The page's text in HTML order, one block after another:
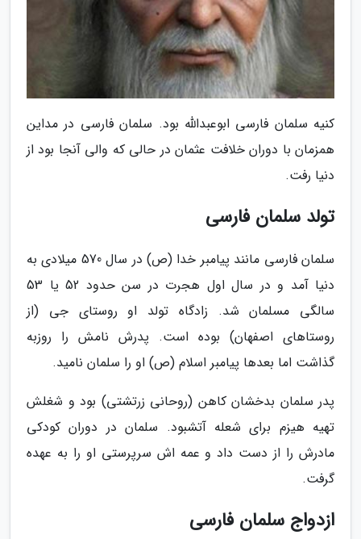
کنیه سلمان فارسی ابوعبدالله بود. سلمان فارسی در مداین
همزمان با دوران خلافت عثمان در حالی که والى آنجا بود از
دنیا رفت.
تولد سلمان فارسی
سلمان فارسی مانند پیامبر خدا (ص) در سال 570 میلادی به
دنیا آمد و در سال اول هجرت در سن حدود 52 یا 53
سالگی مسلمان شد. زادگاه تولد او روستای جی (از
روستاهای اصفهان) بوده است. پدرش نامش را روزبه
گذاشت اما بعدها پیامبر اسلام (ص) او را سلمان نامید.
پدر سلمان بدخشان کاهن (روحانی زرتشتی) بود و شغلش
تهیه هیزم برای شعله آتشبود. سلمان در دوران کودکی
مادرش را از دست داد و عمه اش سرپرستی او را به عهده
گرفت.
ازدواج سلمان فارسی